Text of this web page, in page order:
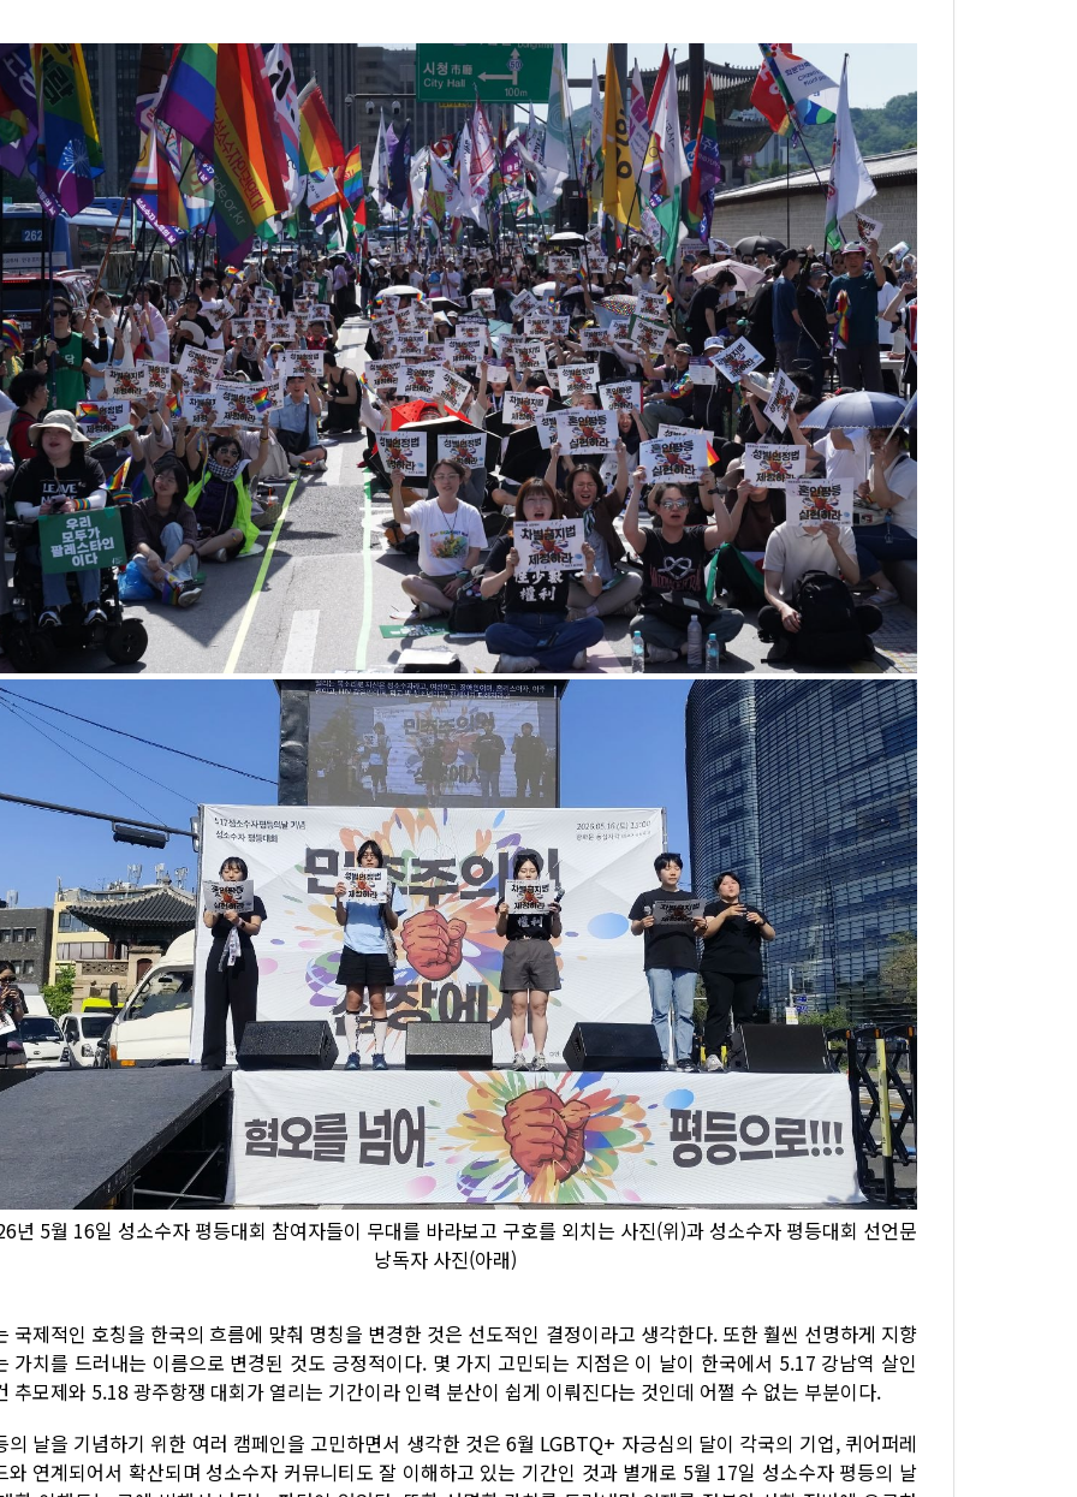
년 5월 16일 성소수자 평등대회 참여자들이 무대를 바라보고 구호를 외치는 사진(위)과 성소수자 평등대회 선언문
낭독자 사진(아래)
국제적인 호칭을 한국의 흐름에 맞춰 명칭을 변경한 것은 선도적인 결정이라고 생각한다. 또한 훨씬 선명하게 지향
가치를 드러내는 이름으로 변경된 것도 긍정적이다. 몇 가지 고민되는 지점은 이 날이 한국에서 5.17 강남역 살인
추모제와 5.18 광주항쟁 대회가 열리는 기간이라 인력 분산이 쉽게 이뤄진다는 것인데 어쩔 수 없는 부분이다.
의 날을 기념하기 위한 여러 캠페인을 고민하면서 생각한 것은 6월 LGBTQ+ 자긍심의 달이 각국의 기업, 퀴어퍼레
와 연계되어서 확산되며 성소수자 커뮤니티도 잘 이해하고 있는 기간인 것과 별개로 5월 17일 성소수자 평등의 날